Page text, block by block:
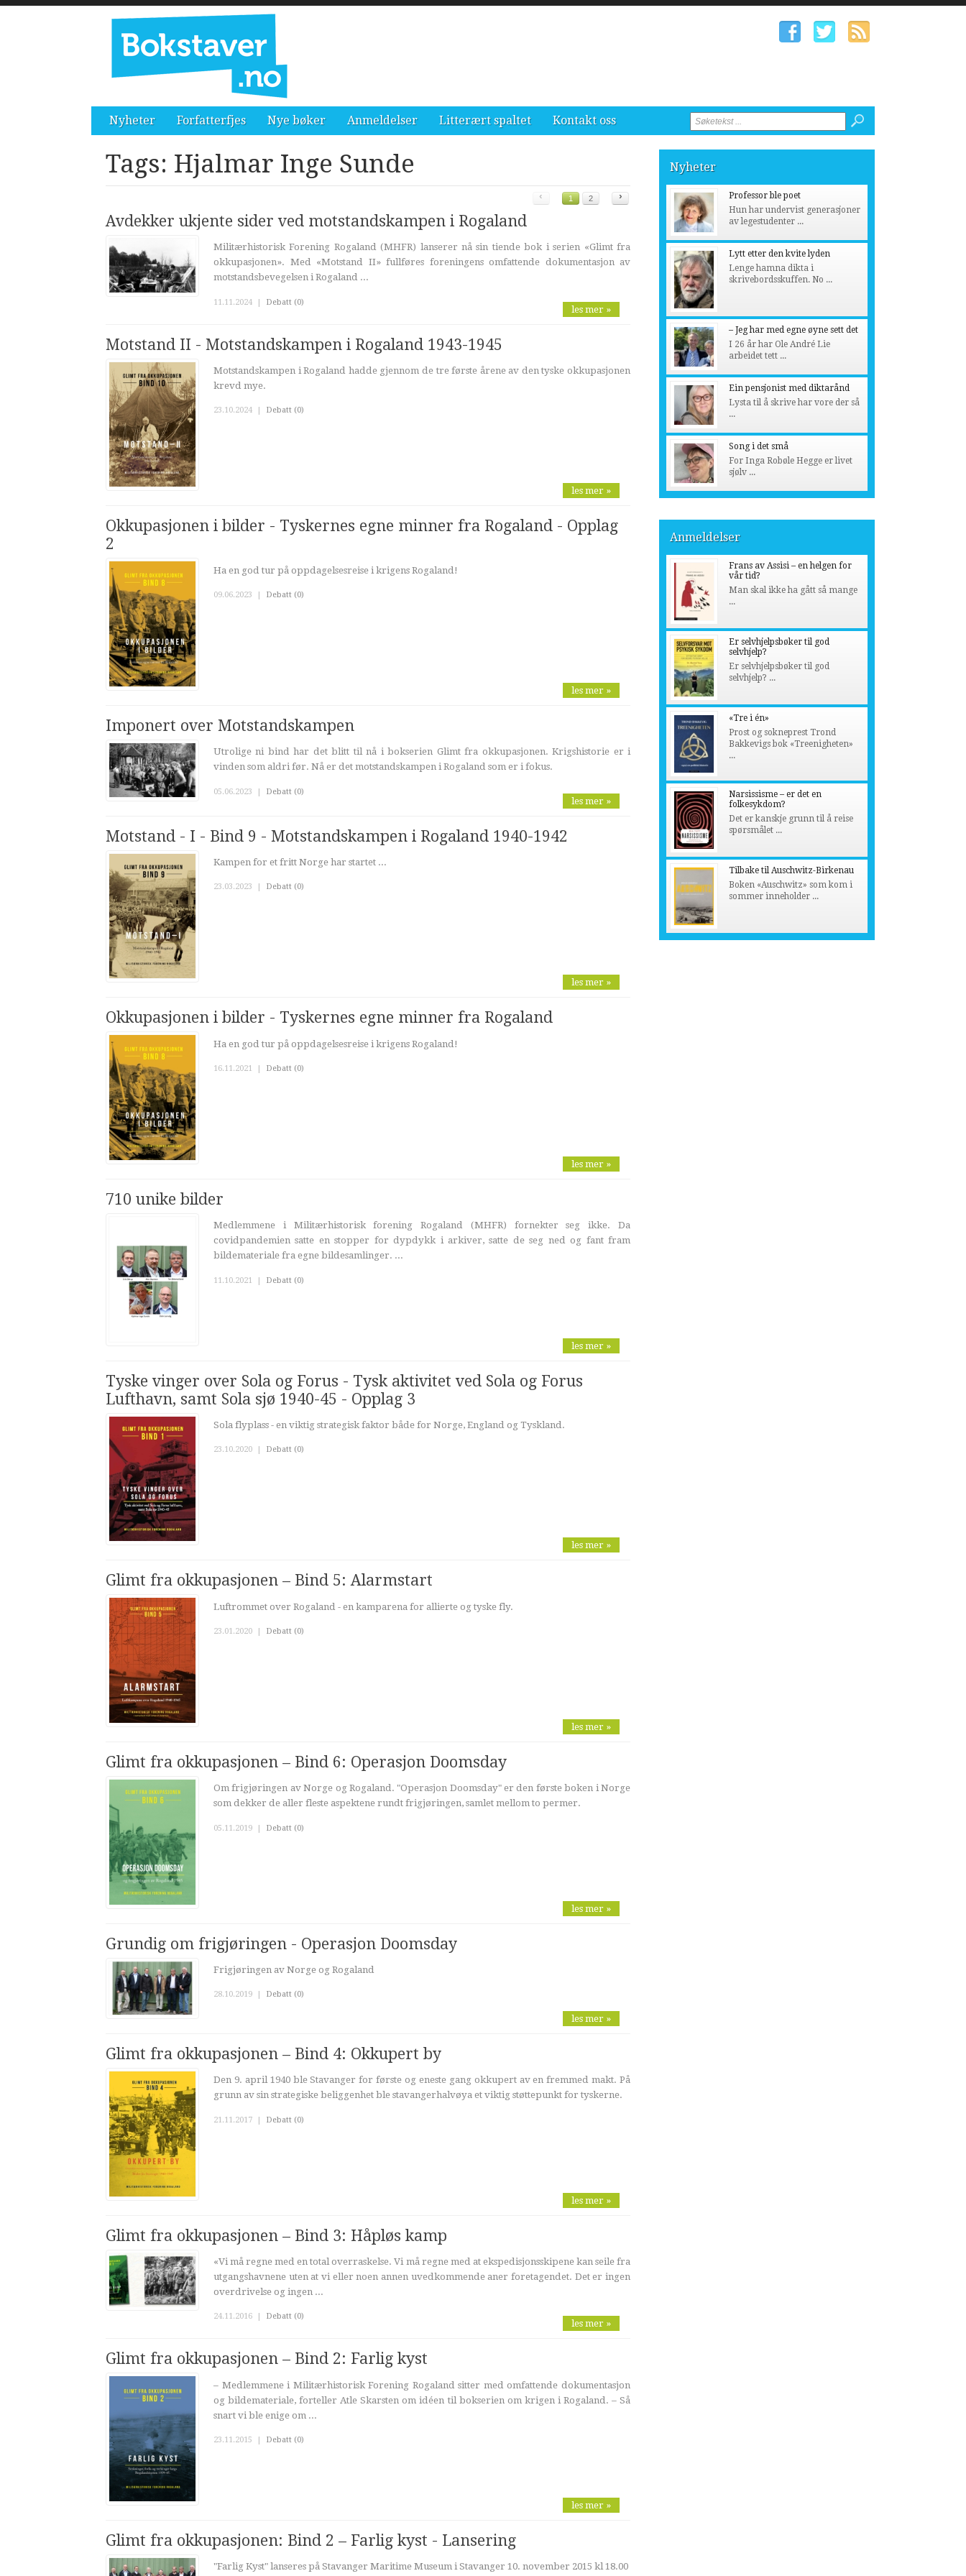
Nyheter Forfatterfjes Nye bøker Anmeldelser Litterært spaltet Kontakt oss
Tags: Hjalmar Inge Sunde
‹ 1 2 ›
Avdekker ukjente sider ved motstandskampen i Rogaland
Militærhistorisk Forening Rogaland (MHFR) lanserer nå sin tiende bok i serien «Glimt fra
okkupasjonen». Med «Motstand II» fullføres foreningens omfattende dokumentasjon av
motstandsbevegelsen i Rogaland ...
11.11.2024 | Debatt (0)
les mer »
Motstand II - Motstandskampen i Rogaland 1943-1945
Motstandskampen i Rogaland hadde gjennom de tre første årene av den tyske okkupasjonen
krevd mye.
23.10.2024 Debatt (0)
les mer »
Okkupasjonen i bilder - Tyskernes egne minner fra Rogaland - Opplag
2
Ha en god tur på oppdagelsesreise i krigens Rogaland!
09.06.2023 | Debatt (0)
les mer »
Imponert over Motstandskampen
Utrolige ni bind har det blitt til nå i bokserien Glimt fra okkupasjonen. Krigshistorie er i
vinden som aldri før. Nå er det motstandskampen i Rogaland som er i fokus.
05.06.2023 | Debatt (0)
les mer »
Motstand - I - Bind 9 - Motstandskampen i Rogaland 1940-1942
Kampen for et fritt Norge har startet ...
23.03.2023 Debatt (0)
les mer »
Okkupasjonen i bilder - Tyskernes egne minner fra Rogaland
Ha en god tur på oppdagelsesreise i krigens Rogaland!
16.11.2021 | Debatt (0)
les mer »
710 unike bilder
Medlemmene i Militærhistorisk forening Rogaland (MHFR) fornekter seg ikke. Da
covidpandemien satte en stopper for dypdykk i arkiver, satte de seg ned og fant fram
bildemateriale fra egne bildesamlinger. ...
11.10.2021 | Debatt (0)
les mer »
Tyske vinger over Sola og Forus - Tysk aktivitet ved Sola og Forus
Lufthavn, samt Sola sjø 1940-45 - Opplag 3
Sola flyplass - en viktig strategisk faktor både for Norge, England og Tyskland.
23.10.2020 Debatt (0)
les mer »
Glimt fra okkupasjonen – Bind 5: Alarmstart
Luftrommet over Rogaland - en kamparena for allierte og tyske fly.
23.01.2020 | Debatt (0)
les mer »
Glimt fra okkupasjonen – Bind 6: Operasjon Doomsday
Om frigjøringen av Norge og Rogaland. "Operasjon Doomsday" er den første boken i Norge
som dekker de aller fleste aspektene rundt frigjøringen, samlet mellom to permer.
05.11.2019 | Debatt (0)
les mer »
Grundig om frigjøringen - Operasjon Doomsday
Frigjøringen av Norge og Rogaland
28.10.2019 Debatt (0)
les mer »
Glimt fra okkupasjonen – Bind 4: Okkupert by
Den 9. april 1940 ble Stavanger for første og eneste gang okkupert av en fremmed makt. På
grunn av sin strategiske beliggenhet ble stavangerhalvøya et viktig støttepunkt for tyskerne.
21.11.2017 | Debatt (0)
les mer »
Glimt fra okkupasjonen – Bind 3: Håpløs kamp
«Vi må regne med en total overraskelse. Vi må regne med at ekspedisjonsskipene kan seile fra
utgangshavnene uten at vi eller noen annen uvedkommende aner foretagendet. Det er ingen
overdrivelse og ingen ...
24.11.2016 Debatt (0)
les mer »
Glimt fra okkupasjonen – Bind 2: Farlig kyst
– Medlemmene i Militærhistorisk Forening Rogaland sitter med omfattende dokumentasjon
og bildemateriale, forteller Atle Skarsten om idéen til bokserien om krigen i Rogaland. – Så
snart vi ble enige om ...
23.11.2015 | Debatt (0)
les mer »
Glimt fra okkupasjonen: Bind 2 – Farlig kyst - Lansering
"Farlig Kyst" lanseres på Stavanger Maritime Museum i Stavanger 10. november 2015 kl 18.00
Nyheter
Professor ble poet
Hun har undervist generasjoner
av legestudenter ...
Lytt etter den kvite lyden
Lenge hamna dikta i
skrivebordsskuffen. No ...
– Jeg har med egne øyne sett det
I 26 år har Ole André Lie
arbeidet tett ...
Ein pensjonist med diktarånd
Lysta til å skrive har vore der så
...
Song i det små
For Inga Robøle Hegge er livet
sjølv ...
Anmeldelser
Frans av Assisi – en helgen for
vår tid?
Man skal ikke ha gått så mange
...
Er selvhjelpsbøker til god
selvhjelp?
Er selvhjelpsbøker til god
selvhjelp? ...
«Tre i én»
Prost og sokneprest Trond
Bakkevigs bok «Treenigheten»
...
Narsissisme – er det en
folkesykdom?
Det er kanskje grunn til å reise
spørsmålet ...
Tilbake til Auschwitz-Birkenau
Boken «Auschwitz» som kom i
sommer inneholder ...